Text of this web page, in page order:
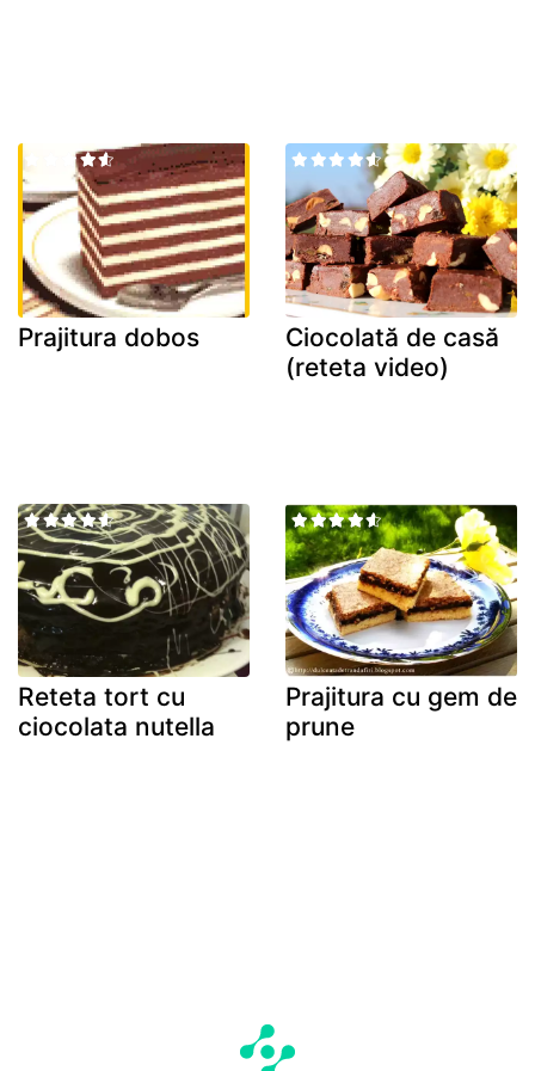
Prajitura dobos
Ciocolată de casă
(reteta video)
Reteta tort cu
ciocolata nutella
Prajitura cu gem de
prune